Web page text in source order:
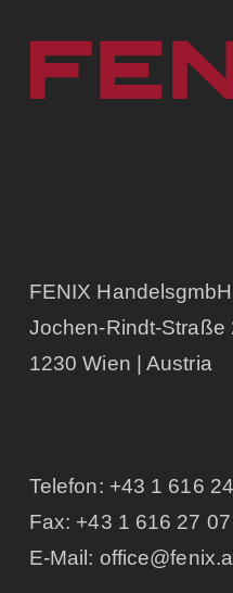
FENIX HandelsgmbH
Jochen-Rindt-Straße
1230 Wien | Austria
Telefon: +43 1 616
Fax: +43 1 616 27 07
E-Mail: